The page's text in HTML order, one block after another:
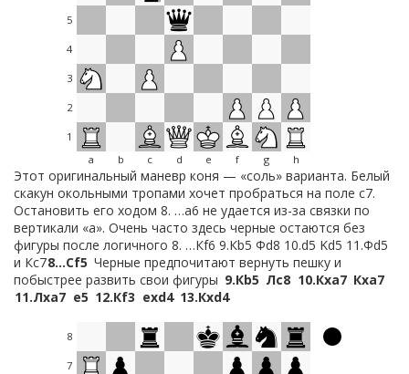
5
4
3
2
1
a
b c d e f g h
Этот оригинальный маневр коня — «соль» варианта. Белый
скакун окольными тропами хочет пробраться на поле с7.
Остановить его ходом 8. …а6 не удается из-за связки по
вертикали «а». Очень часто здесь черные остаются без
фигуры после логичного 8. …Кf6 9.Кb5 Фd8 10.d5 Kd5 11.Фd5
и Кс78…Сf5 Черные предпочитают вернуть пешку и
побыстрее развить свои фигуры 9.Кb5 Лc8 10.Кxa7 Кxa7
11.Лxa7 e5 12.Кf3 exd4 13.Кxd4
8
7